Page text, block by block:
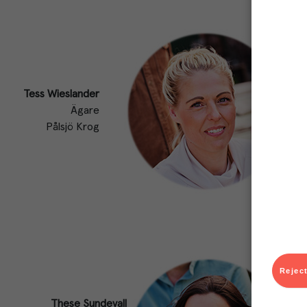
Tess Wieslander
Ägare
Pålsjö Krog
These Sundevall